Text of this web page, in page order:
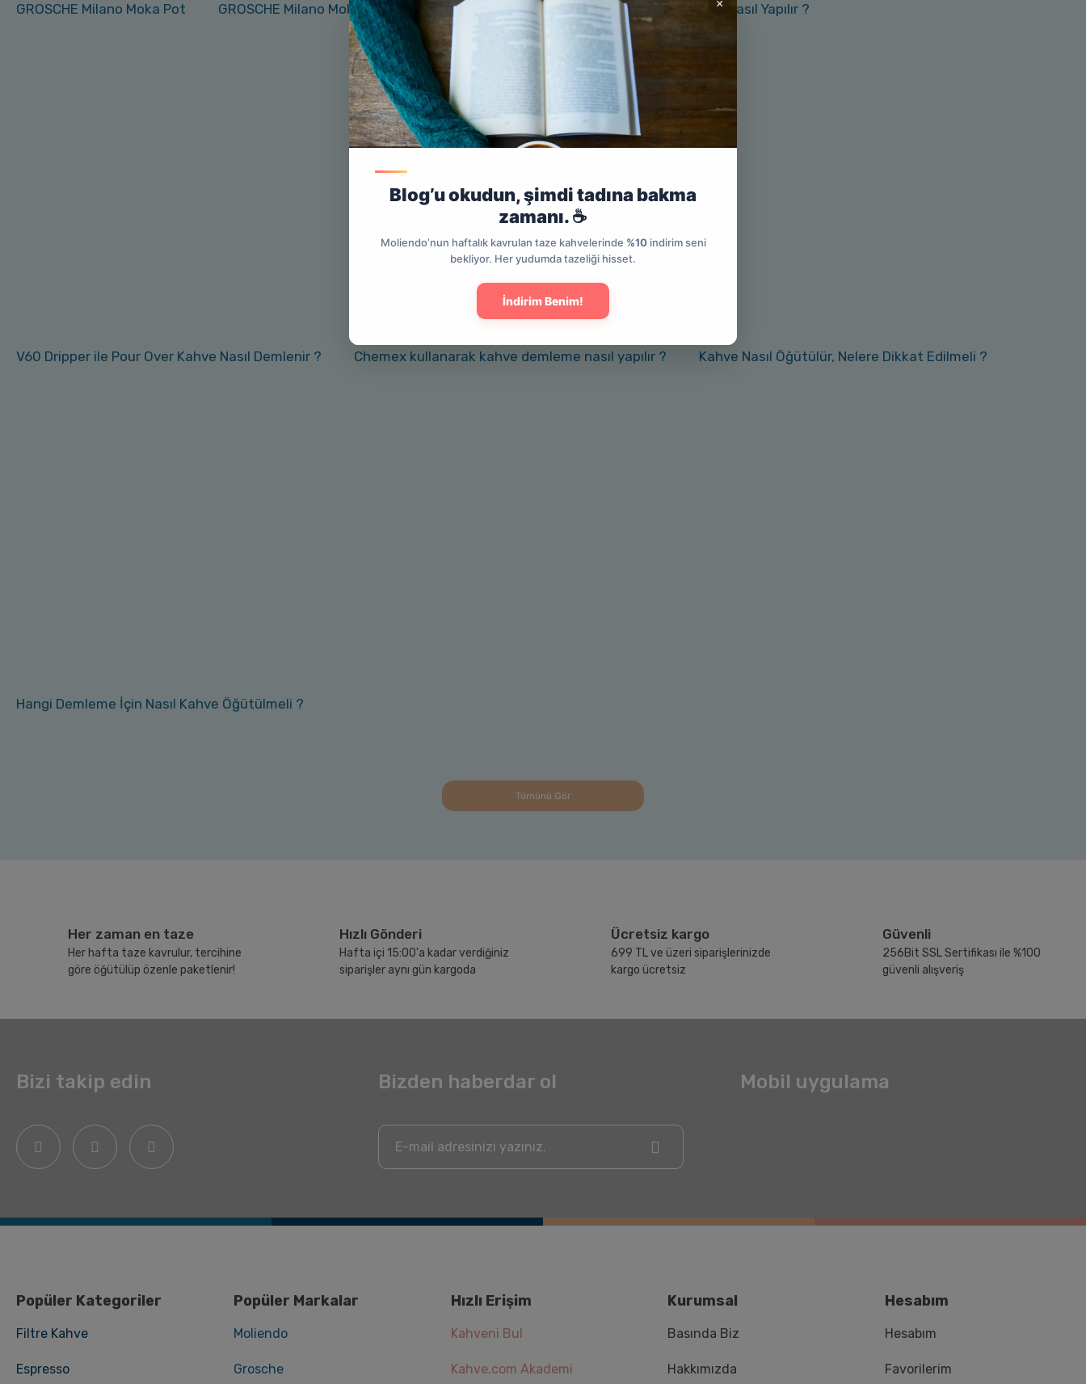
GROSCHE Milano Moka Pot GROSCHE Milano Moka Pot ile Evde Espresso Yapma French Press ile Kahve Nasıl Yapılır ?
V60 Dripper ile Pour Over Kahve Nasıl Demlenir ? Chemex kullanarak kahve demleme nasıl yapılır ? Kahve Nasıl Öğütülür, Nelere Dikkat Edilmeli ?
Hangi Demleme İçin Nasıl Kahve Öğütülmeli ?
Tümünü Gör
Her zaman en taze
Her hafta taze kavrulur, tercihine
göre öğütülüp özenle paketlenir!
Hızlı Gönderi
Hafta içi 15:00'a kadar verdiğiniz
siparişler aynı gün kargoda
Ücretsiz kargo
699 TL ve üzeri siparişlerinizde
kargo ücretsiz
Güvenli
256Bit SSL Sertifikası ile %100
güvenli alışveriş
Bizi takip edin Bizden haberdar ol Mobil uygulama
Popüler Kategoriler
Filtre Kahve
Espresso
Popüler Markalar
Moliendo
Grosche
Hızlı Erişim
Kahveni Bul
Kahve.com Akademi
Kurumsal
Basında Biz
Hakkımızda
Hesabım
Hesabım
Favorilerim